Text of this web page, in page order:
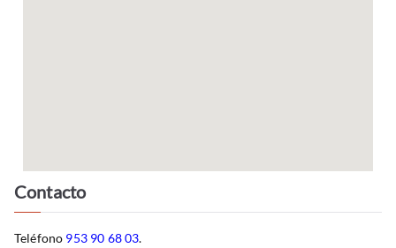
Contacto
Teléfono 953 90 68 03.